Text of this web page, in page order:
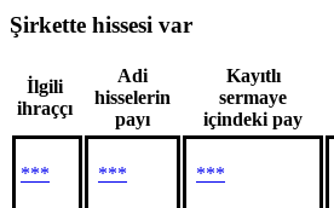
Şirkette hissesi var
İlgili
ihraççı
Adi
hisselerin
payı
Kayıtlı
sermaye
içindeki pay
*** *** ***